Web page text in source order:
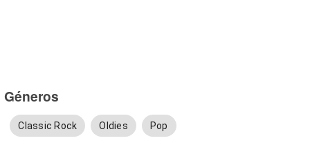
Géneros
Classic Rock Oldies Pop